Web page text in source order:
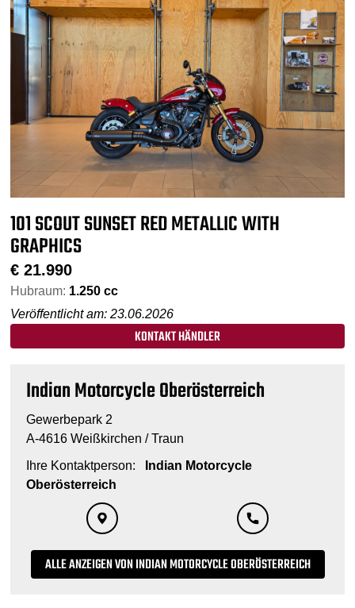
101 SCOUT SUNSET RED METALLIC WITH
GRAPHICS
€21.990
Hubraum: 1.250 cc
Veröffentlicht am: 23.06.2026
KONTAKT HÄNDLER
Indian Motorcycle Oberösterreich
Gewerbepark 2
A-4616 Weißkirchen / Traun
Ihre Kontaktperson:
Indian Motorcycle
Oberösterreich
ALLE ANZEIGEN VON INDIAN MOTORCYCLE OBERÖSTERREICH